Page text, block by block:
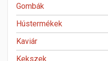
Gombák
Hústermékek
Kaviár
Kekszek